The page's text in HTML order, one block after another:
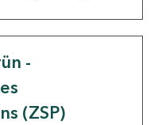
-
(ZSP)